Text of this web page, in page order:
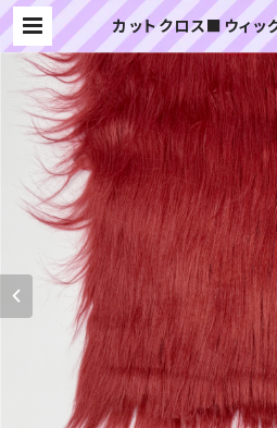
カットクロス■ウィ
(ダークレッド
cm × 45cm | ぬいぐ
さん｜「ぬい」の布地・
店